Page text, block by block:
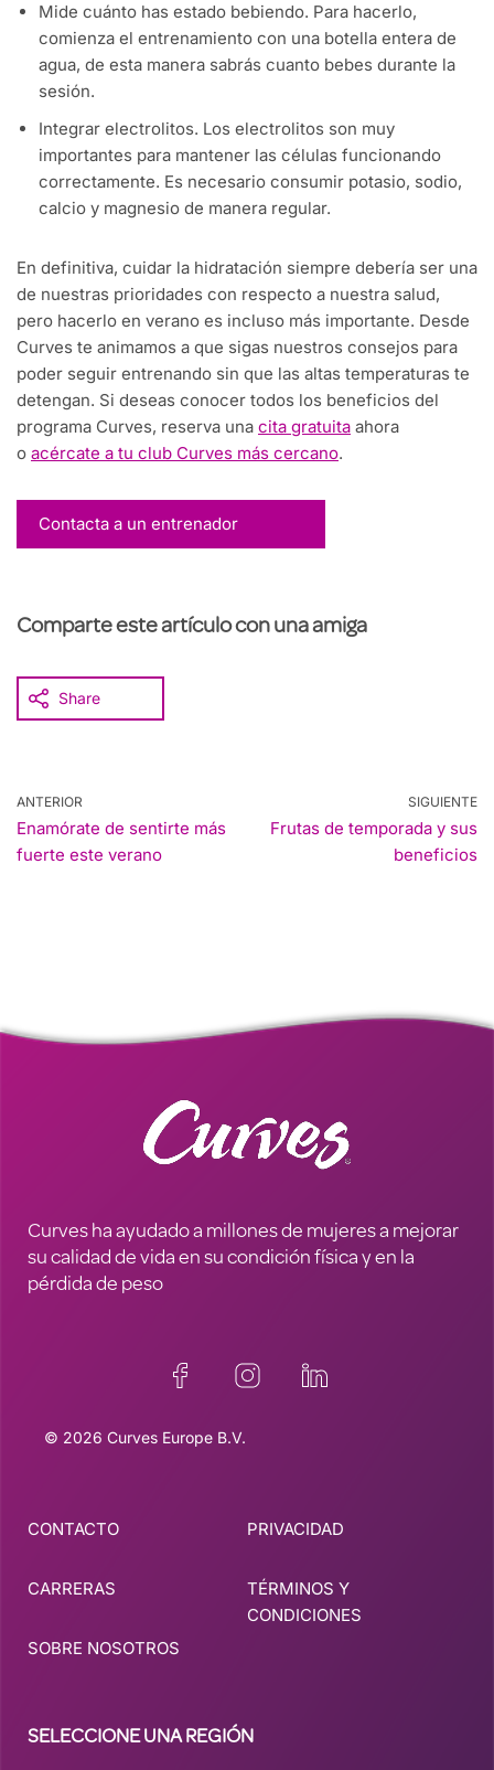
Mide cuánto has estado bebiendo. Para hacerlo,
comienza el entrenamiento con una botella entera de
agua, de esta manera sabrás cuanto bebes durante la
sesión.
Integrar electrolitos. Los electrolitos son muy
importantes para mantener las células funcionando
correctamente. Es necesario consumir potasio, sodio,
calcio y magnesio de manera regular.
En definitiva, cuidar la hidratación siempre debería ser una
de nuestras prioridades con respecto a nuestra salud,
pero hacerlo en verano es incluso más importante. Desde
Curves te animamos a que sigas nuestros consejos para
poder seguir entrenando sin que las altas temperaturas te
detengan. Si deseas conocer todos los beneficios del
programa Curves, reserva una cita gratuita ahora
o acércate a tu club Curves más cercano.
Contacta a un entrenador
Comparte este artículo con una amiga
Share
ANTERIOR
Enamórate de sentirte más
fuerte este verano
SIGUIENTE
Frutas de temporada y sus
beneficios
Curves ha ayudado a millones de mujeres a mejorar
su calidad de vida en su condición física y en la
pérdida de peso
© 2026 Curves Europe B.V.
CONTACTO
CARRERAS
SOBRE NOSOTROS
PRIVACIDAD
TÉRMINOS Y
CONDICIONES
SELECCIONE UNA REGIÓN